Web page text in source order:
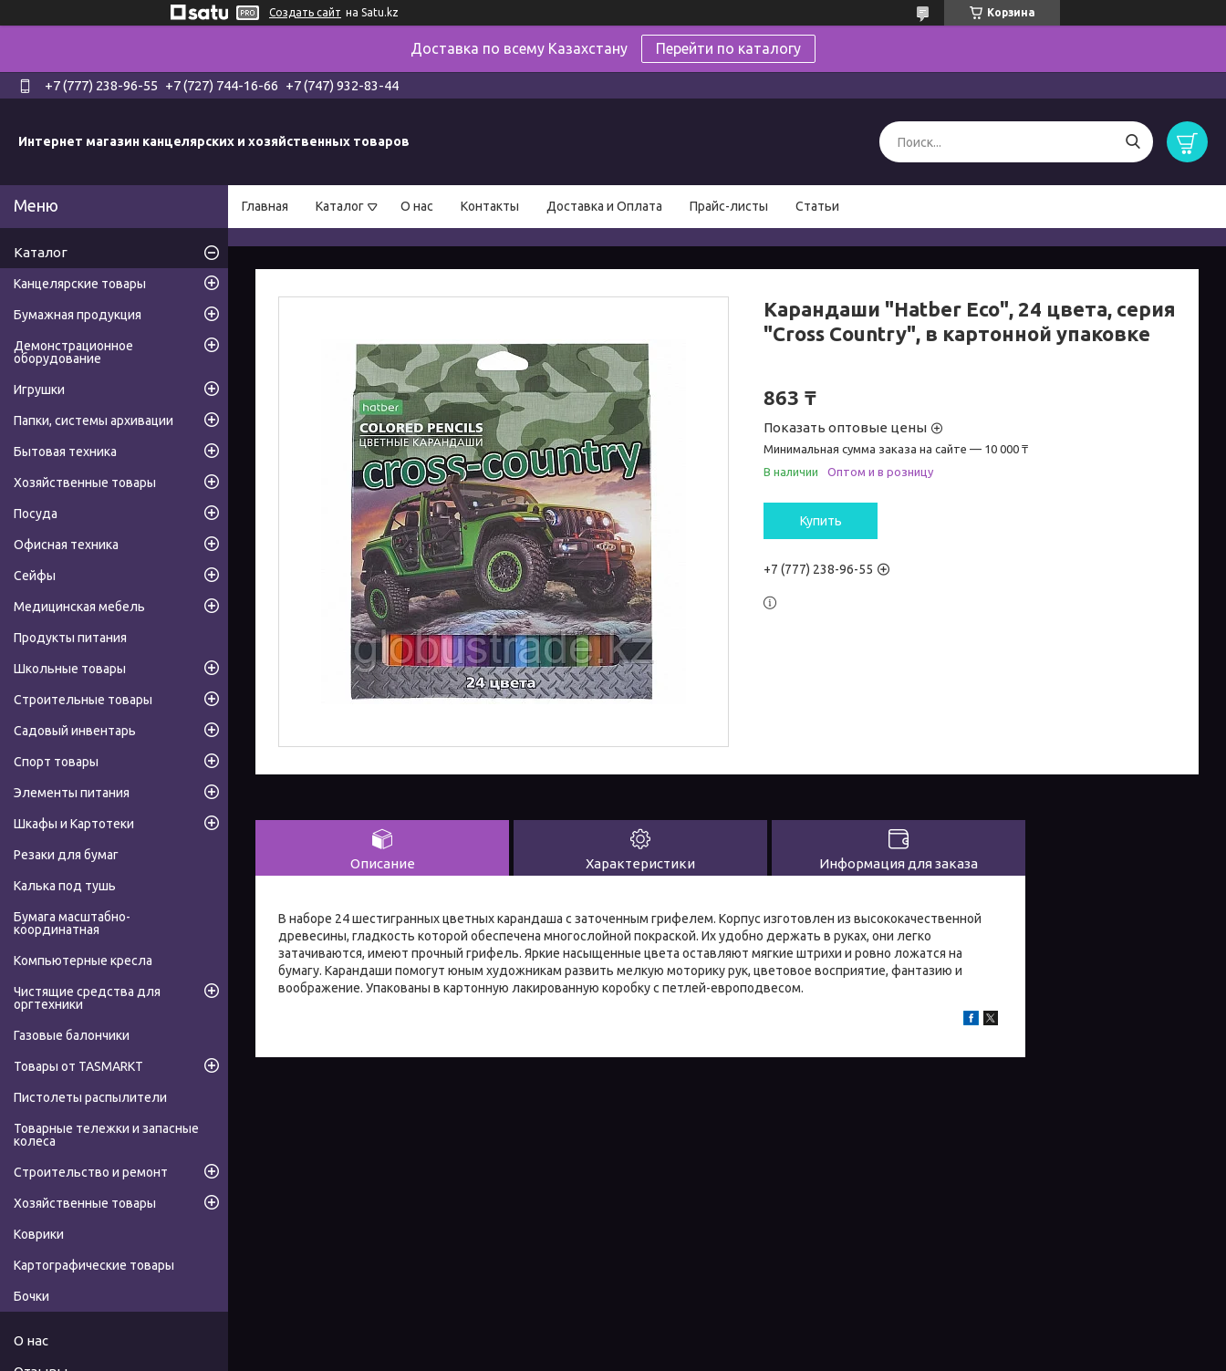
Создать сайт на Satu.kz Корзина
Доставка по всему Казахстану Перейти по каталогу
+7 (777) 238-96-55 +7 (727) 744-16-66 +7 (747) 932-83-44
Интернет магазин канцелярских и хозяйственных товаров
Главная Каталог О нас Контакты Доставка и Оплата Прайс-листы Статьи
Карандаши "Hatber Eco", 24 цвета, серия
"Cross Country", в картонной упаковке
863 ₸
Показать оптовые цены
Минимальная сумма заказа на сайте — 10 000 ₸
В наличии
Оптом и в розницу
Купить
+7 (777) 238-96-55
Описание Характеристики Информация для заказа
В наборе 24 шестигранных цветных карандаша с заточенным грифелем. Корпус изготовлен из высококачественной
древесины, гладкость которой обеспечена многослойной покраской. Их удобно держать в руках, они легко
затачиваются, имеют прочный грифель. Яркие насыщенные цвета оставляют мягкие штрихи и ровно ложатся на
бумагу. Карандаши помогут юным художникам развить мелкую моторику рук, цветовое восприятие, фантазию и
воображение. Упакованы в картонную лакированную коробку с петлей-европодвесом.
Каталог
Канцелярские товары
Бумажная продукция
Демонстрационное
оборудование
Игрушки
Папки, системы архивации
Бытовая техника
Хозяйственные товары
Посуда
Офисная техника
Сейфы
Медицинская мебель
Продукты питания
Школьные товары
Строительные товары
Садовый инвентарь
Спорт товары
Элементы питания
Шкафы и Картотеки
Резаки для бумаг
Калька под тушь
Бумага масштабно-
координатная
Компьютерные кресла
Чистящие средства для
оргтехники
Газовые балончики
Товары от TASMARKT
Пистолеты распылители
Товарные тележки и запасные
колеса
Строительство и ремонт
Хозяйственные товары
Коврики
Картографические товары
Бочки
О нас